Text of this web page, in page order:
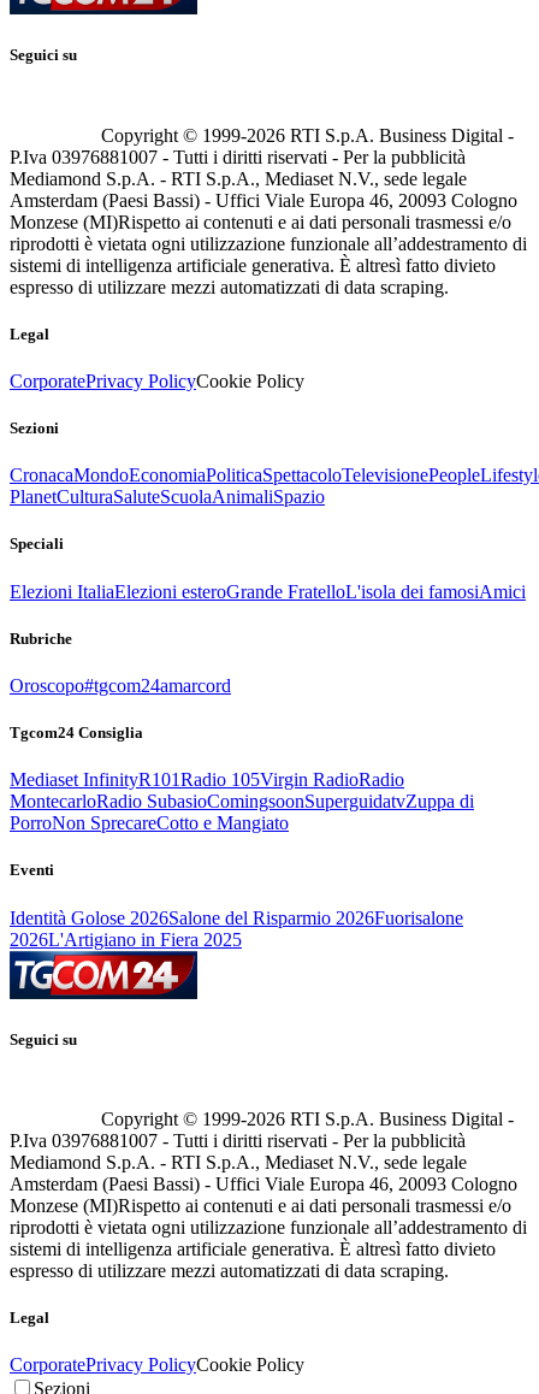
Seguici su
Copyright © 1999-2026 RTI S.p.A. Business Digital -
P.Iva 03976881007 - Tutti i diritti riservati - Per la pubblicità
Mediamond S.p.A. - RTI S.p.A., Mediaset N.V., sede legale
Amsterdam (Paesi Bassi) - Uffici Viale Europa 46, 20093 Cologno
Monzese (MI)Rispetto ai contenuti e ai dati personali trasmessi e/o
riprodotti è vietata ogni utilizzazione funzionale all’addestramento di
sistemi di intelligenza artificiale generativa. È altresì fatto divieto
espresso di utilizzare mezzi automatizzati di data scraping.
Legal
CorporatePrivacy PolicyCookie Policy
Sezioni
CronacaMondoEconomiaPoliticaSpettacoloTelevisionePeople
PlanetCulturaSaluteScuolaAnimaliSpazio
Speciali
Elezioni ItaliaElezioni esteroGrande FratelloL'isola dei famosiAmici
Rubriche
Oroscopo#tgcom24amarcord
Tgcom24 Consiglia
Mediaset InfinityR101Radio 105Virgin RadioRadio
MontecarloRadio SubasioComingsoonSuperguidatvZuppa di
PorroNon SprecareCotto e Mangiato
Eventi
Identità Golose 2026Salone del Risparmio 2026Fuorisalone
2026L'Artigiano in Fiera 2025
Seguici su
Copyright © 1999-2026 RTI S.p.A. Business Digital -
P.Iva 03976881007 - Tutti i diritti riservati - Per la pubblicità
Mediamond S.p.A. - RTI S.p.A., Mediaset N.V., sede legale
Amsterdam (Paesi Bassi) - Uffici Viale Europa 46, 20093 Cologno
Monzese (MI)Rispetto ai contenuti e ai dati personali trasmessi e/o
riprodotti è vietata ogni utilizzazione funzionale all’addestramento di
sistemi di intelligenza artificiale generativa. È altresì fatto divieto
espresso di utilizzare mezzi automatizzati di data scraping.
Legal
CorporatePrivacy PolicyCookie Policy
Sezioni